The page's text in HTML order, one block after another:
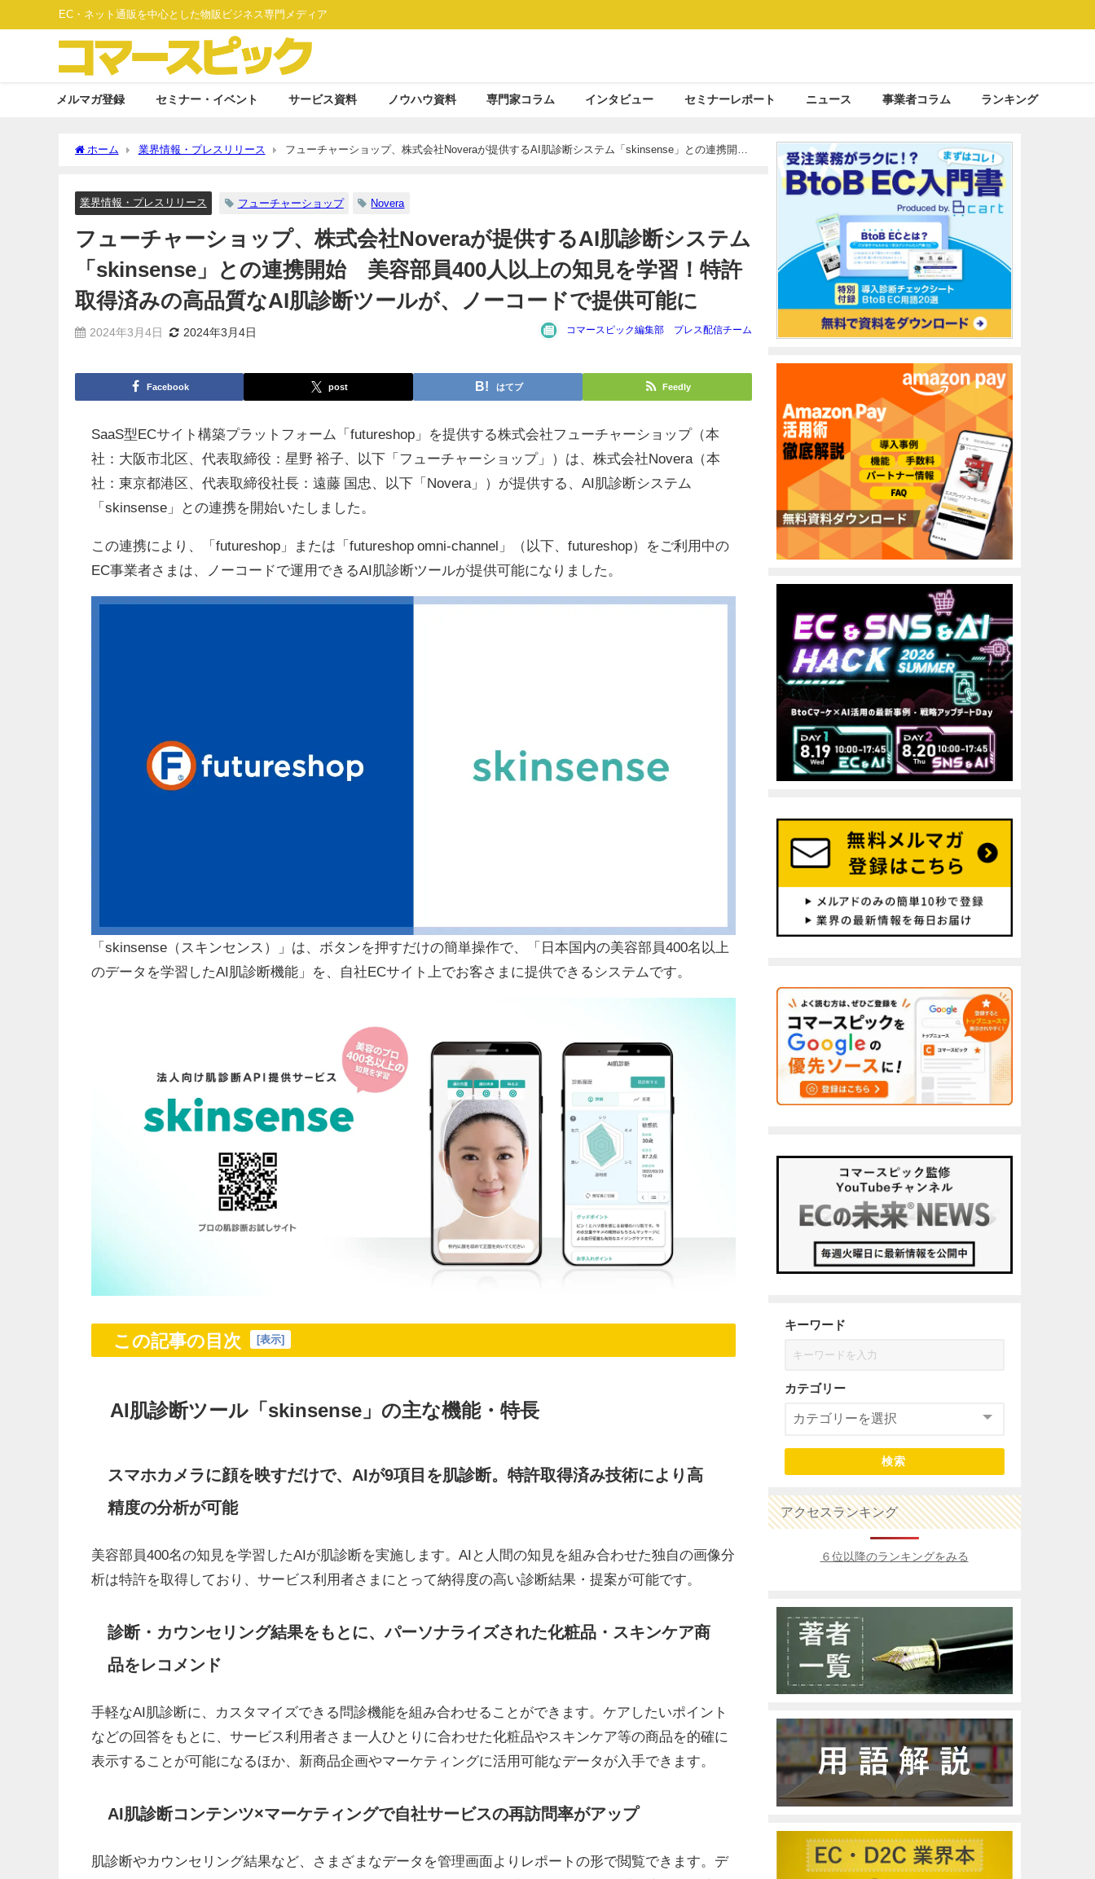
EC・ネット通販を中心とした物販ビジネス専門メディア
メルマガ登録 セミナー・イベント サービス資料 ノウハウ資料 専門家コラム インタビュー セミナーレポート ニュース 事業者コラム ランキング
ホーム 業界情報・プレスリリース
フューチャーショップ、株式会社Noveraが提供するAI肌診断システム「skinsense」との連携開
業界情報・プレスリリース フューチャーショップ Novera
フューチャーショップ、株式会社Noveraが提供するAI肌診断システム
「skinsense」との連携開始 美容部員400人以上の知見を学習！特許
取得済みの高品質なAI肌診断ツールが、ノーコードで提供可能に
2024年3月4日 2024年3月4日 コマースピック編集部 プレス配信チーム
Facebook post はてブ Feedly
SaaS型ECサイト構築プラットフォーム「futureshop」を提供する株式会社フューチャーショップ（本
社：大阪市北区、代表取締役：星野 裕子、以下「フューチャーショップ」）は、株式会社Novera（本
社：東京都港区、代表取締役社長：遠藤 国忠、以下「Novera」）が提供する、AI肌診断システム
「skinsense」との連携を開始いたしました。
この連携により、「futureshop」または「futureshop omni-channel」（以下、futureshop）をご利用中の
EC事業者さまは、ノーコードで運用できるAI肌診断ツールが提供可能になりました。
「skinsense（スキンセンス）」は、ボタンを押すだけの簡単操作で、「日本国内の美容部員400名以上
のデータを学習したAI肌診断機能」を、自社ECサイト上でお客さまに提供できるシステムです。
この記事の目次 [表示]
AI肌診断ツール「skinsense」の主な機能・特長
スマホカメラに顔を映すだけで、AIが9項目を肌診断。特許取得済み技術により高
精度の分析が可能
美容部員400名の知見を学習したAIが肌診断を実施します。AIと人間の知見を組み合わせた独自の画像分
析は特許を取得しており、サービス利用者さまにとって納得度の高い診断結果・提案が可能です。
診断・カウンセリング結果をもとに、パーソナライズされた化粧品・スキンケア商
品をレコメンド
手軽なAI肌診断に、カスタマイズできる問診機能を組み合わせることができます。ケアしたいポイント
などの回答をもとに、サービス利用者さま一人ひとりに合わせた化粧品やスキンケア等の商品を的確に
表示することが可能になるほか、新商品企画やマーケティングに活用可能なデータが入手できます。
AI肌診断コンテンツ×マーケティングで自社サービスの再訪問率がアップ
肌診断やカウンセリング結果など、さまざまなデータを管理画面よりレポートの形で閲覧できます。デ
キーワード
カテゴリー
検索
アクセスランキング
６位以降のランキングをみる